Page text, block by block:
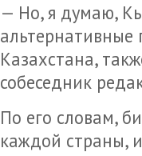
— Но, я думаю,
альтернативные
Казахстана,
собеседник
По его словам,
каждой страны,